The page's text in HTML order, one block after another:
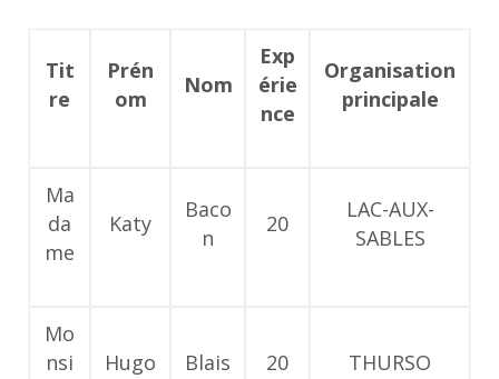
Tit
re
Prén
om
Nom
Exp
érie
nce
Organisation
principale
Ma
da
me
Katy
Baco
n
20
LAC-AUX-
SABLES
Mo
nsi
Hugo Blais 20 THURSO